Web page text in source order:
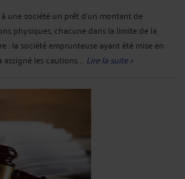
une société un prêt d’un montant de
physiques, chacune dans la limite de la
: la société emprunteuse ayant été mise en
les cautions ... Lire la suite >